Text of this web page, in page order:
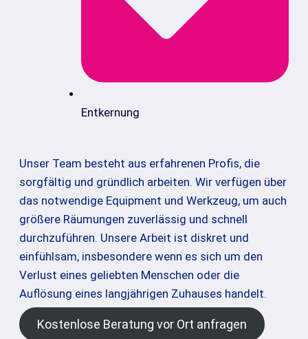
Entkernung
Unser Team besteht aus erfahrenen Profis, die
sorgfältig und gründlich arbeiten. Wir verfügen über
das notwendige Equipment und Werkzeug, um auch
größere Räumungen zuverlässig und schnell
durchzuführen. Unsere Arbeit ist diskret und
einfühlsam, insbesondere wenn es sich um den
Verlust eines geliebten Menschen oder die
Auflösung eines langjährigen Zuhauses handelt.
Kostenlose Beratung vor Ort anfragen